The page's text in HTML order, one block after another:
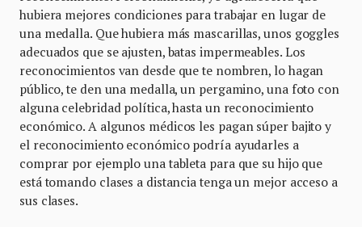
hubiera mejores condiciones para trabajar en lugar de
una medalla. Que hubiera más mascarillas, unos goggles
adecuados que se ajusten, batas impermeables. Los
reconocimientos van desde que te nombren, lo hagan
público, te den una medalla, un pergamino, una foto con
alguna celebridad política, hasta un reconocimiento
económico. A algunos médicos les pagan súper bajito y
el reconocimiento económico podría ayudarles a
comprar por ejemplo una tableta para que su hijo que
está tomando clases a distancia tenga un mejor acceso a
sus clases.